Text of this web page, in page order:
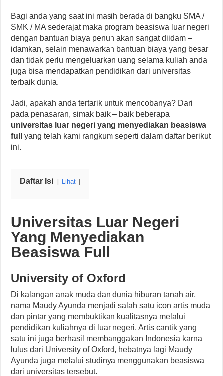
Bagi anda yang saat ini masih berada di bangku SMA /
SMK / MA sederajat maka program beasiswa luar negeri
dengan bantuan biaya penuh akan sangat diidam –
idamkan, selain menawarkan bantuan biaya yang besar
dan tidak perlu mengeluarkan uang selama kuliah anda
juga bisa mendapatkan pendidikan dari universitas
terbaik dunia.
Jadi, apakah anda tertarik untuk mencobanya? Dari
pada penasaran, simak baik – baik beberapa
universitas luar negeri yang menyediakan beasiswa
full
yang telah kami rangkum seperti dalam daftar berikut
ini.
Daftar Isi Lihat
Universitas Luar Negeri
Yang Menyediakan
Beasiswa Full
University of Oxford
Di kalangan anak muda dan dunia hiburan tanah air,
nama Maudy Ayunda menjadi salah satu icon artis muda
dan pintar yang membuktikan kualitasnya melalui
pendidikan kuliahnya di luar negeri. Artis cantik yang
satu ini juga berhasil membanggakan Indonesia karna
lulus dari University of Oxford, hebatnya lagi Maudy
Ayunda juga melalui studinya menggunakan beasiswa
dari universitas tersebut.